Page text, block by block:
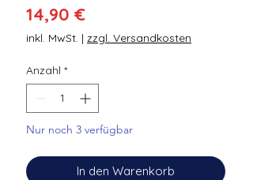
14,90 €Preis
inkl. MwSt. | zzgl. Versandkosten
Anzahl *
Nur noch 3 verfügbar
In den Warenkorb